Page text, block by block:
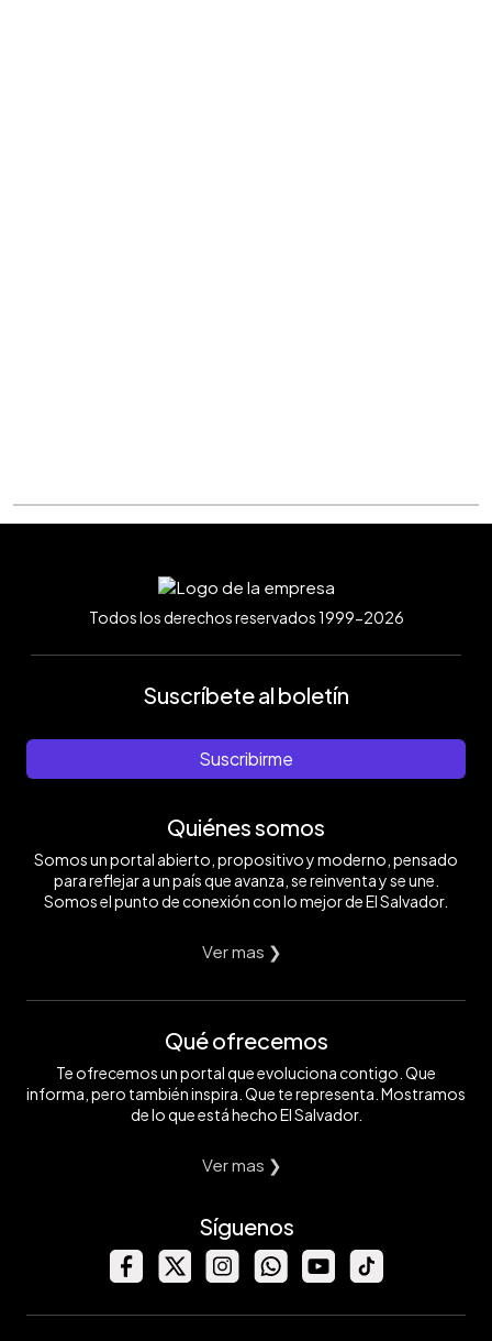
Todos los derechos reservados 1999-2026
Suscríbete al boletín
Suscribirme
Quiénes somos
Somos un portal abierto, propositivo y moderno, pensado
para reflejar a un país que avanza, se reinventa y se une.
Somos el punto de conexión con lo mejor de El Salvador.
Ver mas ❯
Qué ofrecemos
Te ofrecemos un portal que evoluciona contigo. Que
informa, pero también inspira. Que te representa. Mostramos
de lo que está hecho El Salvador.
Ver mas ❯
Síguenos